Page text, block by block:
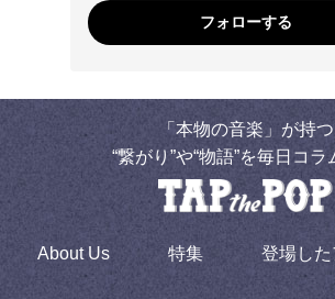
フォローする
「本物の音楽」が持つ
“繋がり”や“物語”を毎日コラ
About Us 特集 登場した